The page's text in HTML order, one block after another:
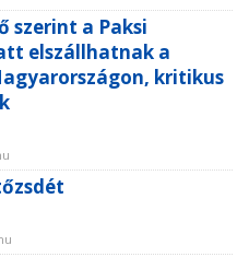
szerint a Paksi
elszállhatnak a
kritikus